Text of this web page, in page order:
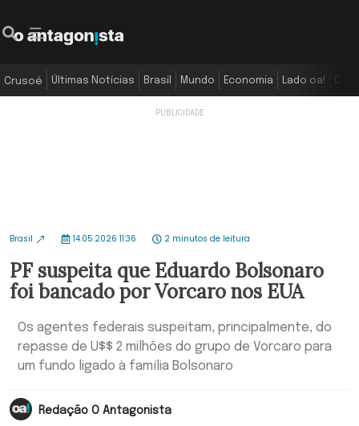
Crusoé Últimas Notícias Brasil Mundo Economia Lado oa!
Brasil 14.05.2026 11:36 2 minutos de leitura
PF suspeita que Eduardo Bolsonaro
foi bancado por Vorcaro nos EUA
Os agentes federais suspeitam, principalmente, do
repasse de U$$ 2 milhões do grupo de Vorcaro para
um fundo ligado à família Bolsonaro
Redação O Antagonista